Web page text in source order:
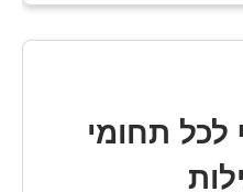
לכל תחומי